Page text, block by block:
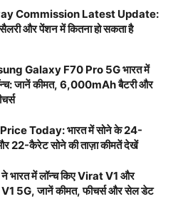
Commission Latest Update:
और पेंशन में कितना हो सकता है
Galaxy F70 Pro 5G भारत में
जानें कीमत, 6,000mAh बैटरी और
Today: भारत में सोने के 24-
22-कैरेट सोने की ताज़ा कीमतें देखें
भारत में लॉन्च किए Virat V1 और
5G, जानें कीमत, फीचर्स और सेल डेट